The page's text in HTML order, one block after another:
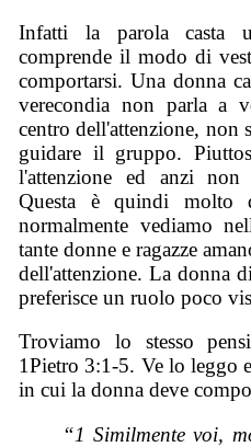
Infatti la parola casta
comprende il modo di
comportarsi. Una donna
verecondia non parla a
centro dell'attenzione, non
guidare il gruppo.
l'attenzione ed anzi
Questa è quindi molto
normalmente vediamo
tante donne e ragazze
dell'attenzione. La donna
preferisce un ruolo poco
Troviamo lo stesso
1Pietro 3:1-5. Ve lo leggo
in cui la donna deve
“1 Similmente voi,